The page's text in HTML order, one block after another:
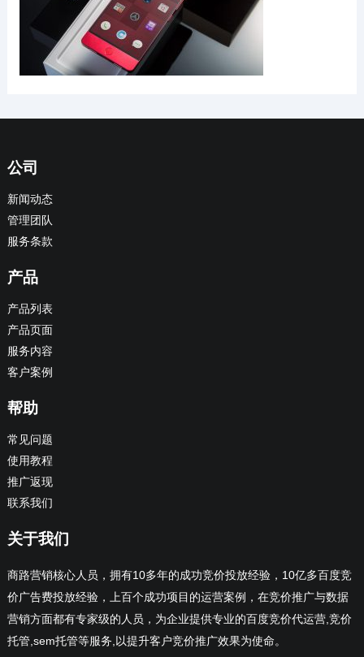
公司
新闻动态
管理团队
服务条款
产品
产品列表
产品页面
服务内容
客户案例
帮助
常见问题
使用教程
推广返现
联系我们
关于我们
商路营销核心人员，拥有10多年的成功竞价投放经验，10亿多百度竞
价广告费投放经验，上百个成功项目的运营案例，在竞价推广与数据
营销方面都有专家级的人员，为企业提供专业的百度竞价代运营,竞价
托管,sem托管等服务,以提升客户竞价推广效果为使命。